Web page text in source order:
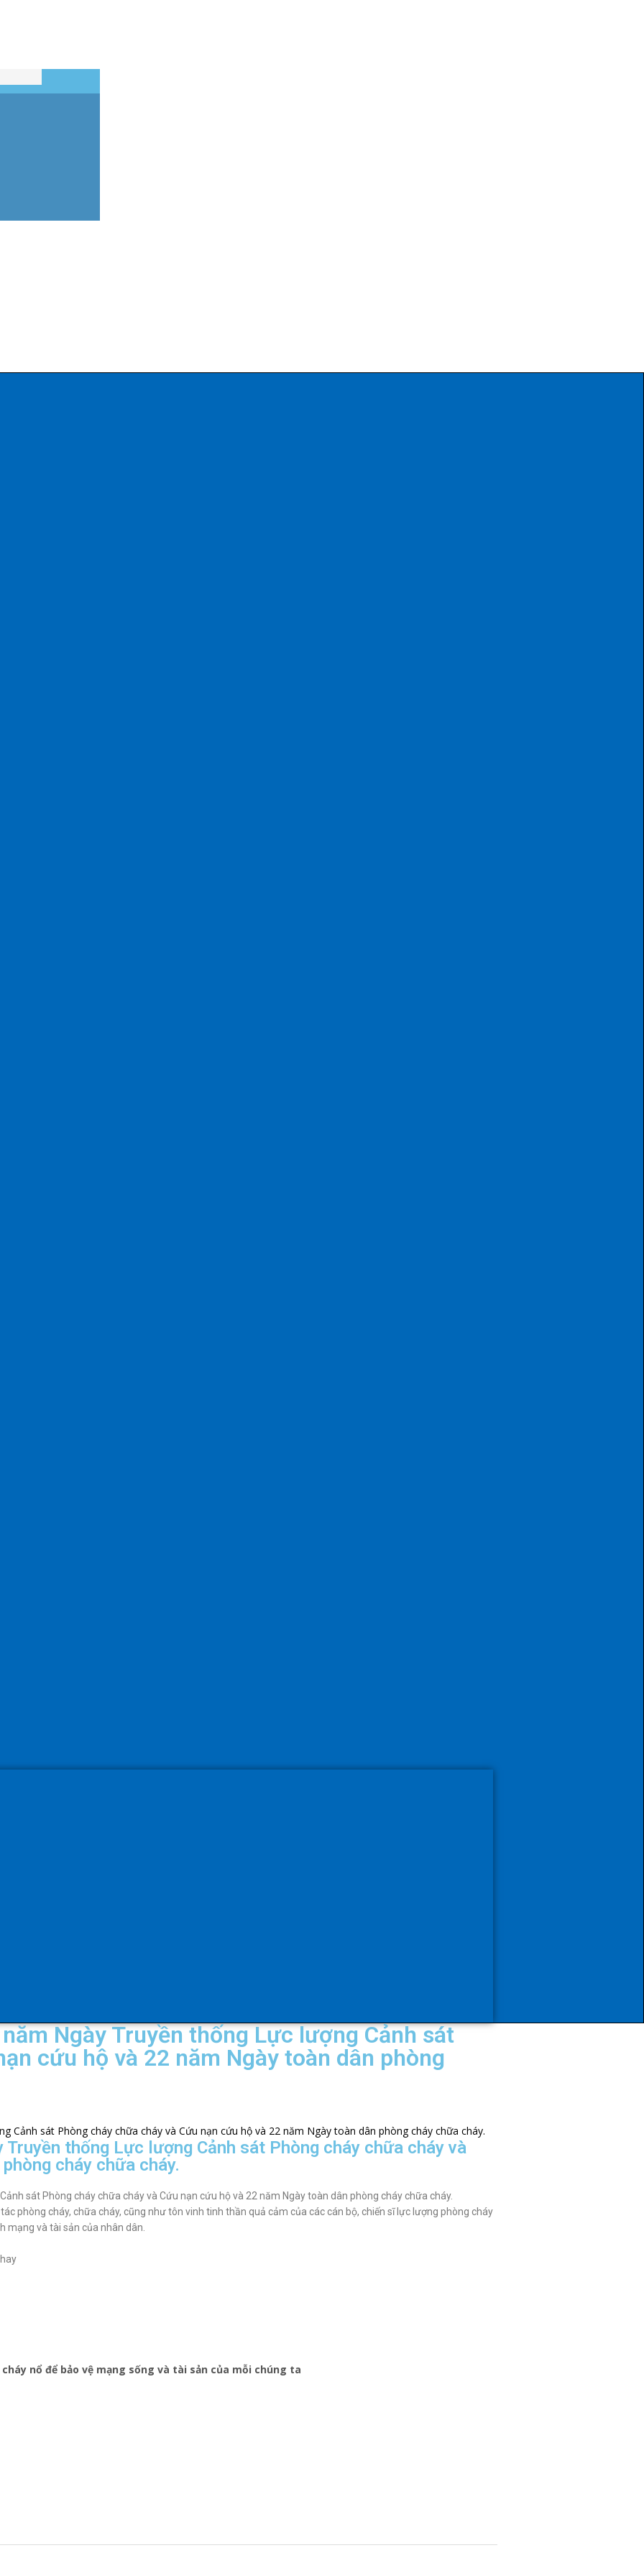
Ngày Truyền thống Lực lượng Cảnh sát
cứu hộ và 22 năm Ngày toàn dân phòng
thống Lực lượng Cảnh sát Phòng cháy chữa cháy và
cháy chữa cháy.
sát Phòng cháy chữa cháy và Cứu nạn cứu hộ và 22 năm Ngày toàn dân phòng cháy chữa cháy.
phòng cháy, chữa cháy, cũng như tôn vinh tinh thần quả cảm của các cán bộ, chiến sĩ lực lượng phòng cháy
mạng và tài sản của nhân dân.
nổ để bảo vệ mạng sống và tài sản của mỗi chúng ta